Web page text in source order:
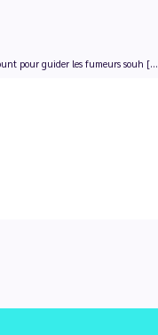
pour guider les fumeurs souh